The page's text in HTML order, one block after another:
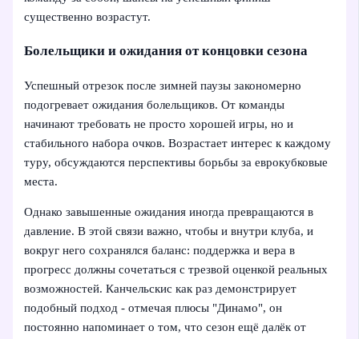
существенно возрастут.
Болельщики и ожидания от концовки сезона
Успешный отрезок после зимней паузы закономерно
подогревает ожидания болельщиков. От команды
начинают требовать не просто хорошей игры, но и
стабильного набора очков. Возрастает интерес к каждому
туру, обсуждаются перспективы борьбы за еврокубковые
места.
Однако завышенные ожидания иногда превращаются в
давление. В этой связи важно, чтобы и внутри клуба, и
вокруг него сохранялся баланс: поддержка и вера в
прогресс должны сочетаться с трезвой оценкой реальных
возможностей. Канчельскис как раз демонстрирует
подобный подход - отмечая плюсы "Динамо", он
постоянно напоминает о том, что сезон ещё далёк от